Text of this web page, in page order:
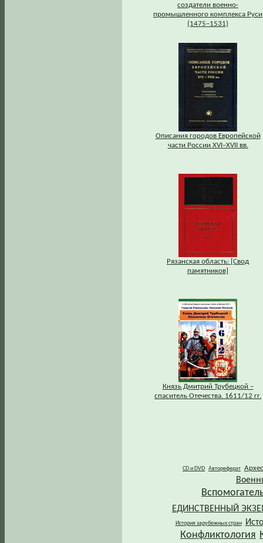
создатели военно-
промышленного комплекса Руси
(1475–1531)
Описания городов Европейской
части России XVI–XVII вв.
Рязанская область: [Свод
памятников]
Князь Дмитрий Трубецкой –
спаситель Отечества. 1611/12 гг.
CD и DVD Автореферат
ЕДИНСТВЕННЫЙ
История зарубежных стран
Конфликтология